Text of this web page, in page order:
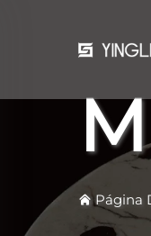
Página